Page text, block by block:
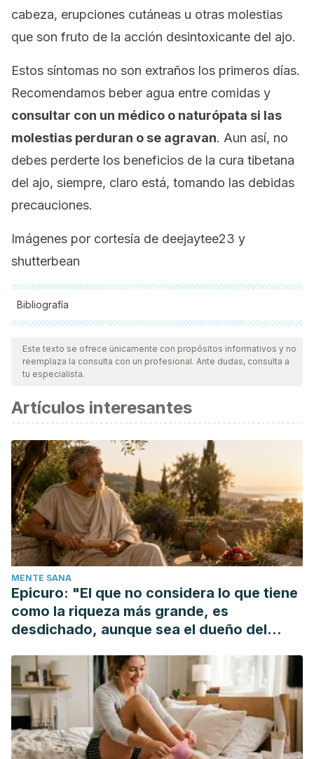
cabeza, erupciones cutáneas u otras molestias
que son fruto de la acción desintoxicante del ajo.
Estos síntomas no son extraños los primeros días.
Recomendamos beber agua entre comidas y
consultar con un médico o naturópata si las
molestias perduran o se agravan. Aun así, no
debes perderte los beneficios de la cura tibetana
del ajo, siempre, claro está, tomando las debidas
precauciones.
Imágenes por cortesía de deejaytee23 y
shutterbean
Bibliografía
Todas las fuentes citadas fueron revisadas a profundidad por
nuestro equipo, para asegurar su calidad, confiabilidad,
vigencia y validez.La bibliografía de este artículo fue
científica.
Bayan L, Koulivand PH, Gorji A. Garlic: a review of potential
therapeutic effects. Avicenna J Phytomed. 2014 Jan;4(1):1-
14.
Houshmand B, Mahjour F, Dianat O. Antibacterial effect of
different concentrations of garlic (Allium sativum) extract on
dental plaque bacteria. Indian J Dent Res. 2013 Jan-
Feb;24(1):71-5.
Miraghajani M, Rafie N, Hajianfar H, Larijani B, Azadbakht L.
Aged Garlic and Cancer: A Systematic Review. Int J Prev
Med. 2018 Sep 17;9:84.
Petrovic V, Nepal A, Olaisen C, Bachke S, Hira J, Søgaard
Z, Bruheim P, Otterlei M. Anti-Cancer Potential of
Homemade Fresh Garlic Extract Is Related to Increased
Endoplasmic Reticulum Stress. Nutrients. 2018 Apr
5;10(4):450.
Tesfaye A. Revealing the Therapeutic Uses of Garlic
Este texto se ofrece únicamente con propósitos informativos y no
reemplaza la consulta con un profesional. Ante dudas, consulta a
tu especialista.
Artículos interesantes
MENTE SANA
Epicuro: "El que no considera lo que tiene
como la riqueza más grande, es
desdichado, aunque sea el dueño del